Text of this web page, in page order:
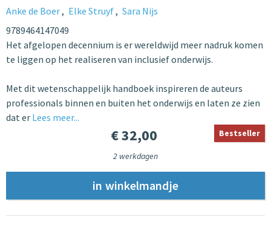
Anke de Boer Elke Struyf
Sara Nijs
9789464147049
Het afgelopen decennium is er wereldwijd meer nadruk komen
te liggen op het realiseren van inclusief onderwijs.
Met dit wetenschappelijk handboek inspireren de auteurs
professionals binnen en buiten het onderwijs en laten ze zien
dat er Lees meer...
€ 32,00 Bestseller
2 werkdagen